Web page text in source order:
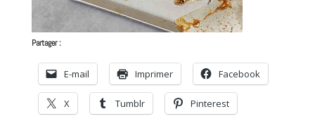
Partager :
E-mail Imprimer Facebook
X Tumblr Pinterest